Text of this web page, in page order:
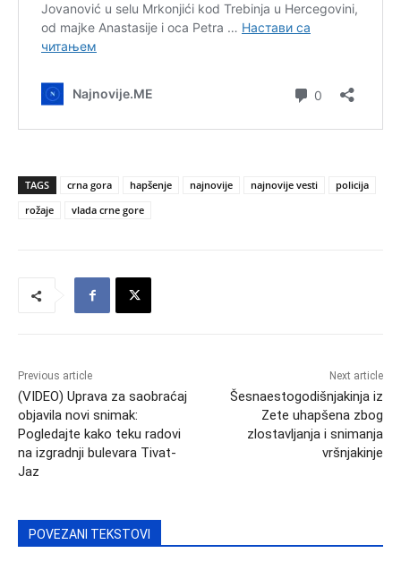
TAGS crna gora hapšenje najnovije najnovije vesti
policija
rožaje
vlada crne gore
Previous article
(VIDEO) Uprava za saobraćaj
objavila novi snimak:
Pogledajte kako teku radovi
na izgradnji bulevara Tivat-
Jaz
Next article
Šesnaestogodišnjakinja iz
Zete uhapšena zbog
zlostavljanja i snimanja
vršnjakinje
POVEZANI TEKSTOVI